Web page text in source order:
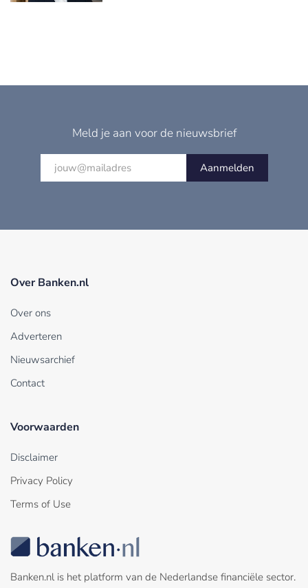
Meld je aan voor de nieuwsbrief
Aanmelden
Over Banken.nl
Over ons
Adverteren
Nieuwsarchief
Contact
Voorwaarden
Disclaimer
Privacy Policy
Terms of Use
Banken.nl is het platform van de Nederlandse financiële sector.